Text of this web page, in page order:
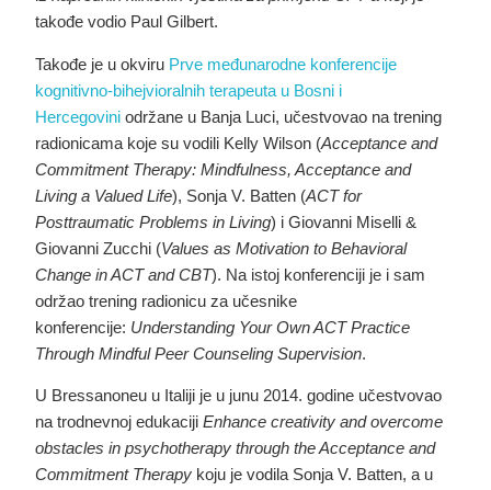
takođe vodio Paul Gilbert.
Takođe je u okviru Prve međunarodne konferencije
kognitivno-bihejvioralnih terapeuta u Bosni i
Hercegovini održane u Banja Luci, učestvovao na trening
radionicama koje su vodili Kelly Wilson (Acceptance and
Commitment Therapy: Mindfulness, Acceptance and
Living a Valued Life), Sonja V. Batten (ACT for
Posttraumatic Problems in Living) i Giovanni Miselli &
Giovanni Zucchi (Values as Motivation to Behavioral
Change in ACT and CBT). Na istoj konferenciji je i sam
održao trening radionicu za učesnike
konferencije: Understanding Your Own ACT Practice
Through Mindful Peer Counseling Supervision.
U Bressanoneu u Italiji je u junu 2014. godine učestvovao
na trodnevnoj edukacijiEnhance creativity and overcome
obstacles in psychotherapy through the Acceptance and
Commitment Therapy koju je vodila Sonja V. Batten, a u